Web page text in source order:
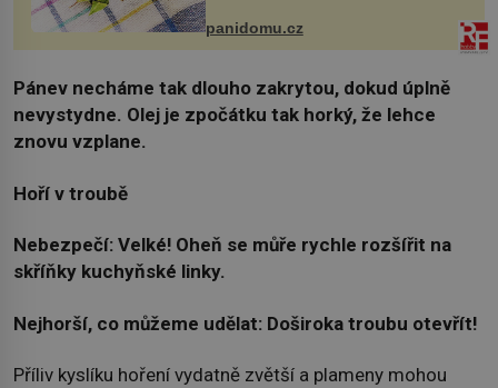
Obsahuje v malém množství ně...
panidomu.cz
Pánev necháme tak dlouho zakrytou, dokud úplně
nevystydne. Olej je zpočátku tak horký, že lehce
znovu vzplane.
Hoří v troubě
Nebezpečí: Velké! Oheň se můře rychle rozšířit na
skříňky kuchyňské linky.
Nejhorší, co můžeme udělat: Doširoka troubu otevřít!
Příliv kyslíku hoření vydatně zvětší a plameny mohou